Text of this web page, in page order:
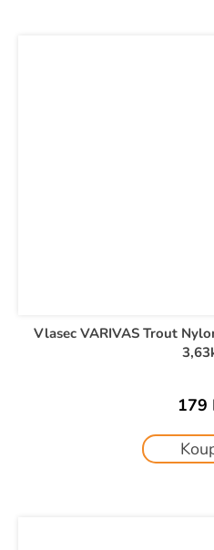
Vlasec VARIVAS Trout
179